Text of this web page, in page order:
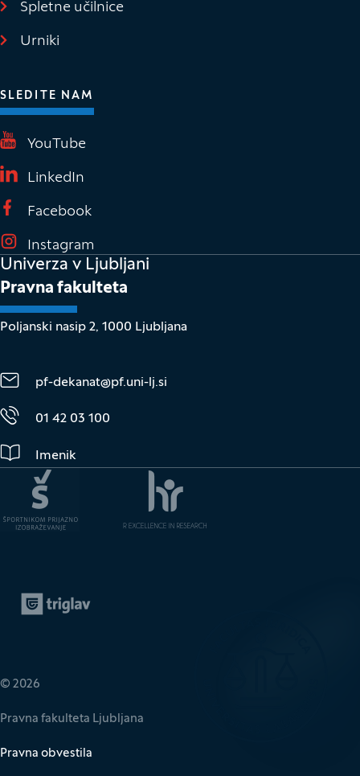
Spletne učilnice
Urniki
SLEDITE NAM
YouTube
LinkedIn
Facebook
Instagram
Univerza v Ljubljani
Pravna fakulteta
Poljanski nasip 2, 1000 Ljubljana
pf-dekanat@pf.uni-lj.si
01 42 03 100
Imenik
© 2026
Pravna fakulteta Ljubljana
Pravna obvestila